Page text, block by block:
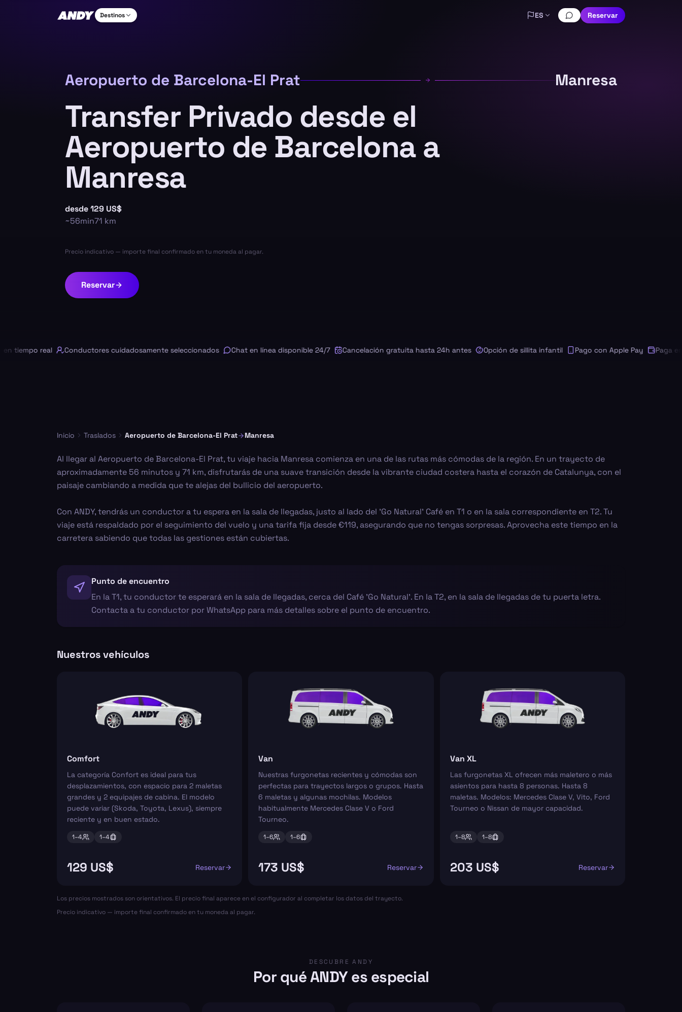
Destinos ES Reservar
Aeropuerto de Barcelona-El Prat Manresa
Transfer Privado desde el
Aeropuerto de Barcelona a
Manresa
desde129 US$
~56min71 km
Precio indicativo — importe final confirmado en tu moneda al pagar.
Reservar
real Conductores cuidadosamente seleccionados Chat en línea disponible 24/7 Cancelación gratuita hasta 24h antes Opción de sillita infantil Pago con Apple Pay Paga en tu
Inicio Traslados Aeropuerto de Barcelona-El Prat Manresa
Al llegar al Aeropuerto de Barcelona-El Prat, tu viaje hacia Manresa comienza en una de las rutas más cómodas de la región. En un trayecto de
aproximadamente 56 minutos y 71 km, disfrutarás de una suave transición desde la vibrante ciudad costera hasta el corazón de Catalunya, con el
paisaje cambiando a medida que te alejas del bullicio del aeropuerto.
Con ANDY, tendrás un conductor a tu espera en la sala de llegadas, justo al lado del 'Go Natural' Café en T1 o en la sala correspondiente en T2. Tu
viaje está respaldado por el seguimiento del vuelo y una tarifa fija desde €119, asegurando que no tengas sorpresas. Aprovecha este tiempo en la
carretera sabiendo que todas las gestiones están cubiertas.
Punto de encuentro
En la T1, tu conductor te esperará en la sala de llegadas, cerca del Café 'Go Natural'. En la T2, en la sala de llegadas de tu puerta letra.
Contacta a tu conductor por WhatsApp para más detalles sobre el punto de encuentro.
Nuestros vehículos
Comfort
La categoría Confort es ideal para tus
desplazamientos, con espacio para 2 maletas
grandes y 2 equipajes de cabina. El modelo
puede variar (Skoda, Toyota, Lexus), siempre
reciente y en buen estado.
1–4 1–4
129 US$ Reservar
Van
Nuestras furgonetas recientes y cómodas son
perfectas para trayectos largos o grupos. Hasta
6 maletas y algunas mochilas. Modelos
habitualmente Mercedes Clase V o Ford
Tourneo.
1–6 1–6
173 US$ Reservar
Van XL
Las furgonetas XL ofrecen más maletero o más
asientos para hasta 8 personas. Hasta 8
maletas. Modelos: Mercedes Clase V, Vito, Ford
Tourneo o Nissan de mayor capacidad.
1–8 1–8
203 US$ Reservar
Los precios mostrados son orientativos. El precio final aparece en el configurador al completar los datos del trayecto.
Precio indicativo — importe final confirmado en tu moneda al pagar.
DESCUBRE ANDY
Por qué ANDY es especial